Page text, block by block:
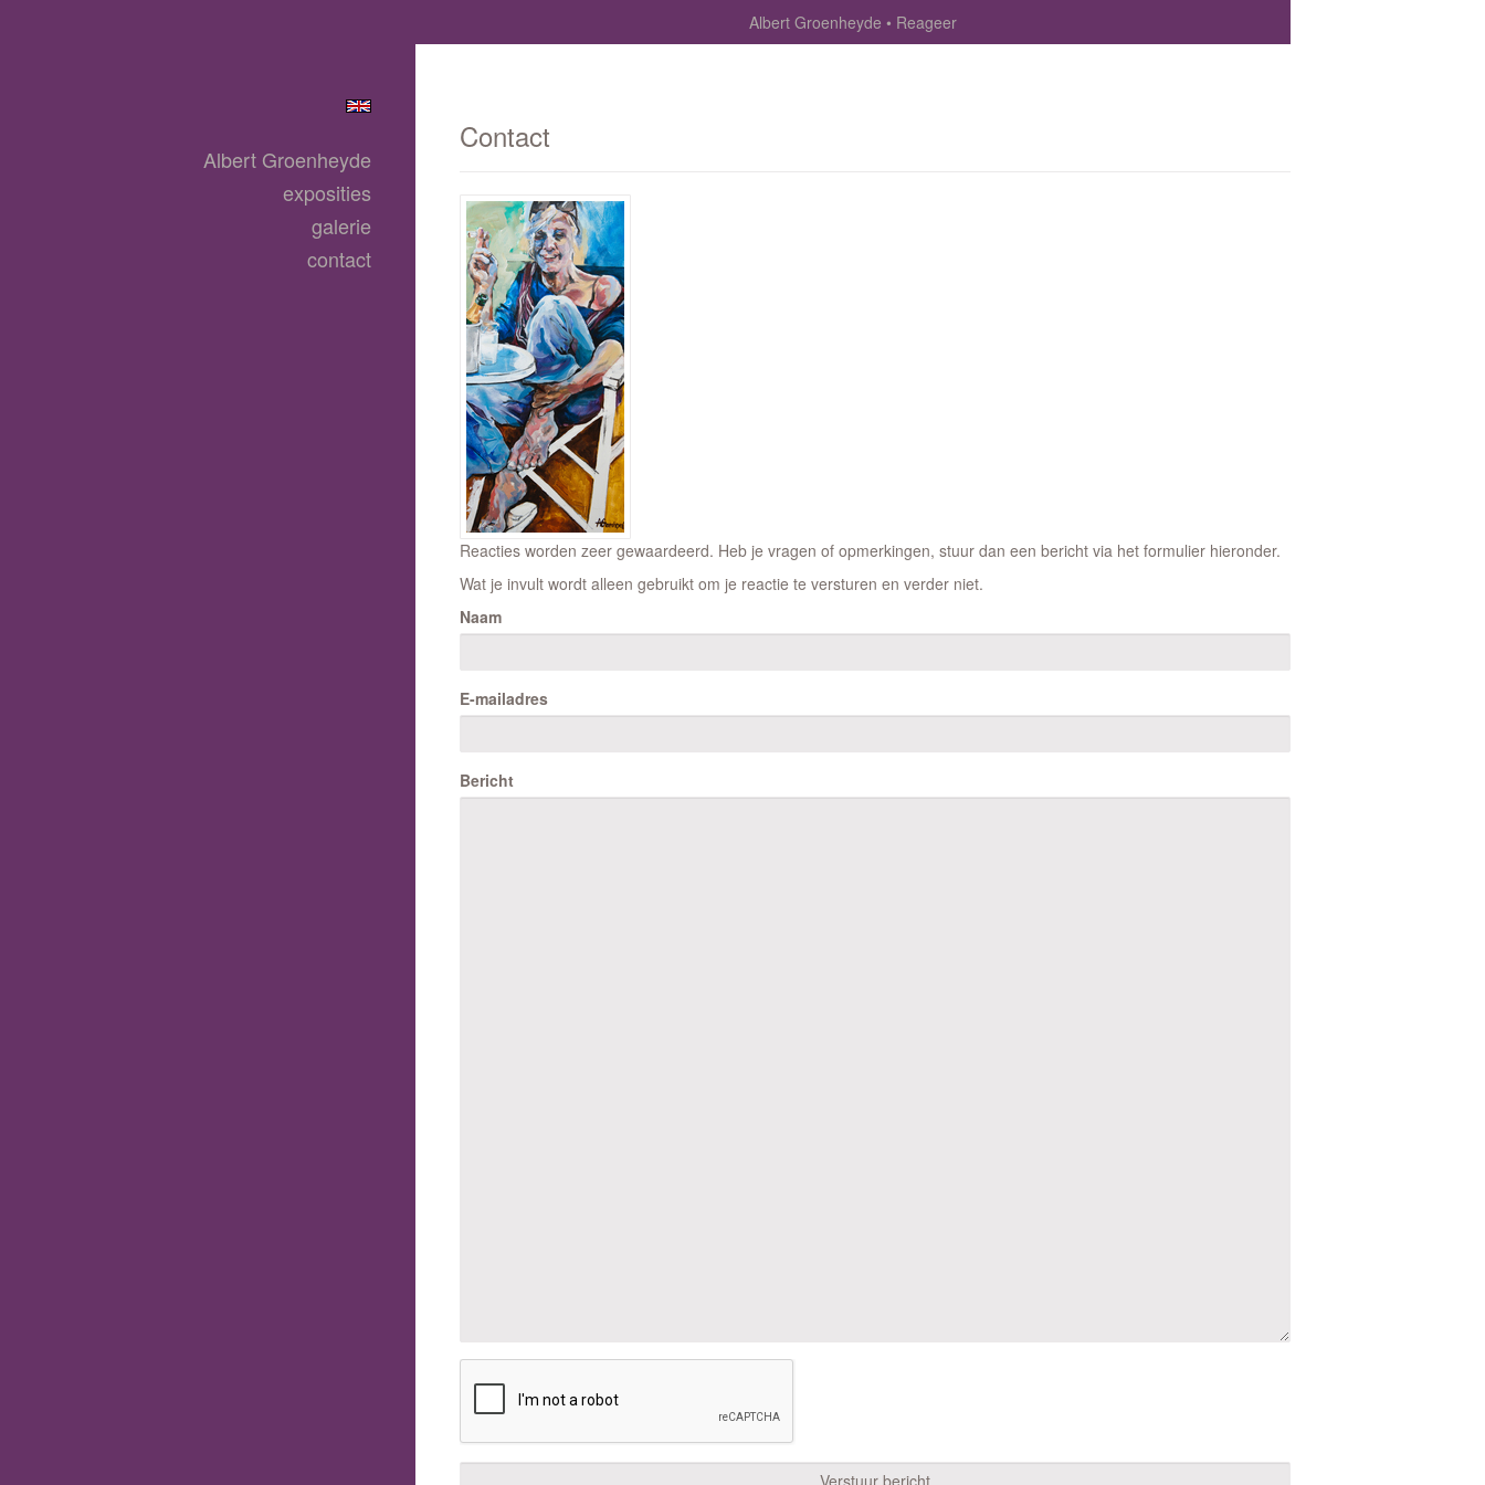
Albert Groenheyde Reageer
Contact
Reacties worden zeer gewaardeerd. Heb je vragen of opmerkingen, stuur dan een bericht via het formulier hieronder.
Wat je invult wordt alleen gebruikt om je reactie te versturen en verder niet.
Naam
E-mailadres
Bericht
Albert Groenheyde
exposities
galerie
contact